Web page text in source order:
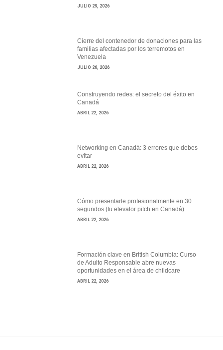
JULIO 29, 2026
Cierre del contenedor de donaciones para las
familias afectadas por los terremotos en
Venezuela
JULIO 26, 2026
Construyendo redes: el secreto del éxito en
Canadá
ABRIL 22, 2026
Networking en Canadá: 3 errores que debes
evitar
ABRIL 22, 2026
Cómo presentarte profesionalmente en 30
segundos (tu elevator pitch en Canadá)
ABRIL 22, 2026
Formación clave en British Columbia: Curso
de Adulto Responsable abre nuevas
oportunidades en el área de childcare
ABRIL 22, 2026